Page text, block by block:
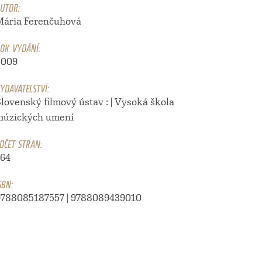
Ferenčuhová
VYDÁNÍ:
filmový ústav : | Vysoká škola
umení
STRAN:
| 9788089439010